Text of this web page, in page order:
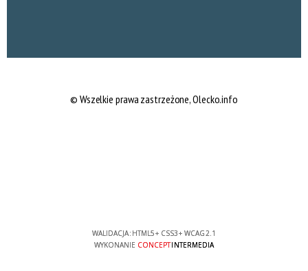
© Wszelkie prawa zastrzeżone, Olecko.info
WALIDACJA: HTML5+ CSS3+ WCAG 2.1
WYKONANIE CONCEPTINTERMEDIA